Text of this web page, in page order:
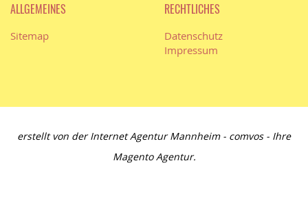
ALLGEMEINES
Sitemap
RECHTLICHES
Datenschutz
Impressum
erstellt von derInternet Agentur Mannheim- comvos - Ihre
Magento Agentur.